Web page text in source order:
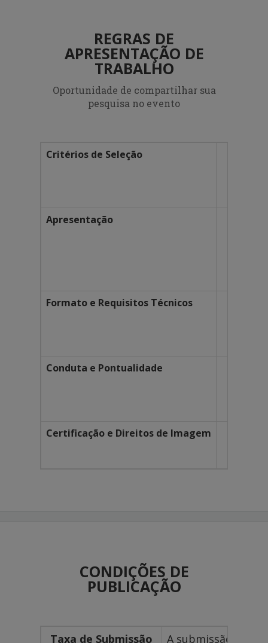
REGRAS DE
APRESENTAÇÃO DE
TRABALHO
Oportunidade de compartilhar sua
pesquisa no evento
Critérios de Seleção
Apresentação
Formato e Requisitos Técnicos
Conduta e Pontualidade
Certificação e Direitos de Imagem
CONDIÇÕES DE
PUBLICAÇÃO
Taxa de Submissão A submissão dos